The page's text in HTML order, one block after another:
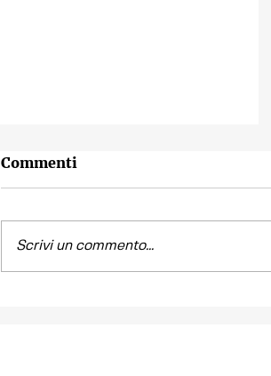
Commenti
Scrivi un commento...